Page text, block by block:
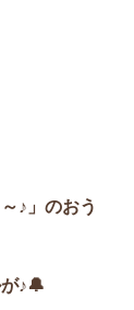
♪」のおう
♪🔔